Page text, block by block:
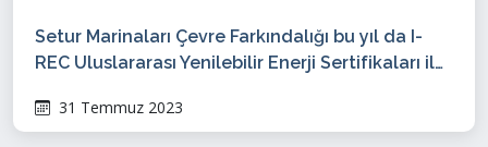
Setur Marinaları Çevre Farkındalığı bu yıl da I-
REC Uluslararası Yenilebilir Enerji Sertifikaları ile
31 Temmuz 2023